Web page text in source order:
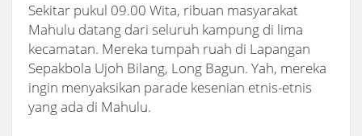
Sekitar pukul 09.00 Wita, ribuan masyarakat
Mahulu datang dari seluruh kampung di lima
kecamatan. Mereka tumpah ruah di Lapangan
Sepakbola Ujoh Bilang, Long Bagun. Yah, mereka
ingin menyaksikan parade kesenian etnis-etnis
yang ada di Mahulu.